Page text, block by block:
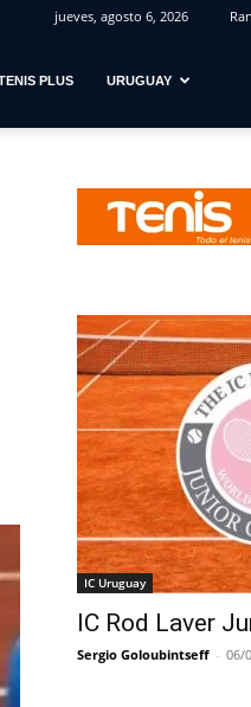
jueves, agosto 6, 2026
PLUS URUGUAY
IC Uruguay
IC Rod Laver
Sergio Goloubintseff - 06/